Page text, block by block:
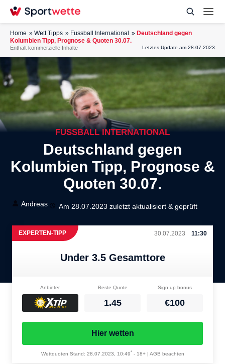
Home Wett Tipps Fussball International
Deutschland gegen
Kolumbien Tipp, Prognose & Quoten 30.07.
Enthält kommerzielle Inhalte Letztes Update am 28.07.2023
FUSSBALL INTERNATIONAL
Deutschland gegen
Kolumbien Tipp, Prognose &
Quoten 30.07.
Andreas Am 28.07.2023 zuletzt aktualisiert & geprüft
EXPERTEN-TIPP 30.07.2023 11:30
Under 3.5 Gesamttore
Anbieter Beste Quote
1.45
Sign up bonus
€100
Hier wetten
Wettquoten Stand: 28.07.2023, 10:49*- 18+ | AGB beachten